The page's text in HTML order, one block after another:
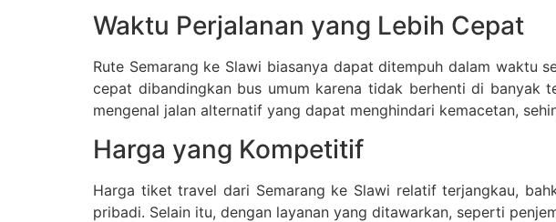
Waktu Perjalanan yang Lebih Cepat
Rute Semarang ke Slawi biasanya dapat ditempuh dalam waktu
cepat dibandingkan bus umum karena tidak berhenti di banyak
mengenal jalan alternatif yang dapat menghindari kemacetan,
Harga yang Kompetitif
Harga tiket travel dari Semarang ke Slawi relatif terjangkau,
pribadi. Selain itu, dengan layanan yang ditawarkan, seperti